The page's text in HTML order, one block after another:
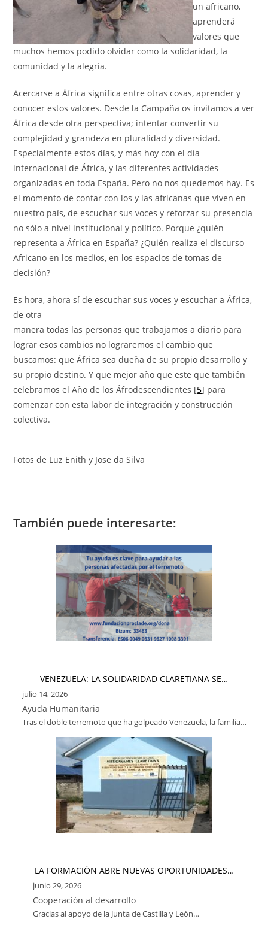
un africano,
aprenderá
valores que
muchos hemos podido olvidar como la solidaridad, la
comunidad y la alegría.
Acercarse a África significa entre otras cosas, aprender y
conocer estos valores. Desde la Campaña os invitamos a ver
África desde otra perspectiva; intentar convertir su
complejidad y grandeza en pluralidad y diversidad.
Especialmente estos días, y más hoy con el día
internacional de África, y las diferentes actividades
organizadas en toda España. Pero no nos quedemos hay. Es
el momento de contar con los y las africanas que viven en
nuestro país, de escuchar sus voces y reforzar su presencia
no sólo a nivel institucional y político. Porque ¿quién
representa a África en España? ¿Quién realiza el discurso
Africano en los medios, en los espacios de tomas de
decisión?
Es hora, ahora sí de escuchar sus voces y escuchar a África,
de otra
manera todas las personas que trabajamos a diario para
lograr esos cambios no lograremos el cambio que
buscamos: que África sea dueña de su propio desarrollo y
su propio destino. Y que mejor año que este que también
celebramos el Año de los Áfrodescendientes [5] para
comenzar con esta labor de integración y construcción
colectiva.
Fotos de Luz Enith y Jose da Silva
También puede interesarte:
VENEZUELA: LA SOLIDARIDAD CLARETIANA SE…
julio 14, 2026
Ayuda Humanitaria
Tras el doble terremoto que ha golpeado Venezuela, la familia…
LA FORMACIÓN ABRE NUEVAS OPORTUNIDADES…
junio 29, 2026
Cooperación al desarrollo
Gracias al apoyo de la Junta de Castilla y León…